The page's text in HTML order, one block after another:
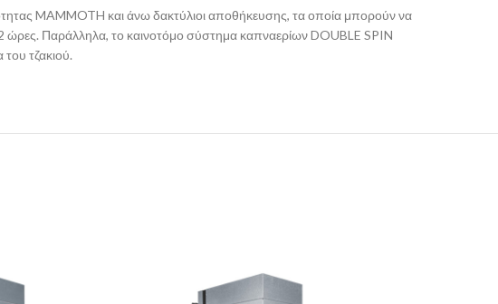
MAMMOTH και άνω δακτύλιοι αποθήκευσης, τα οποία μπορούν να
ώρες. Παράλληλα, το καινοτόμο σύστημα καπναερίων DOUBLE SPIN
τζακιού.